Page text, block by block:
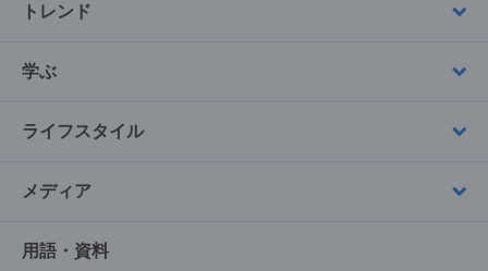
トレンド
学ぶ
ライフスタイル
メディア
用語・資料